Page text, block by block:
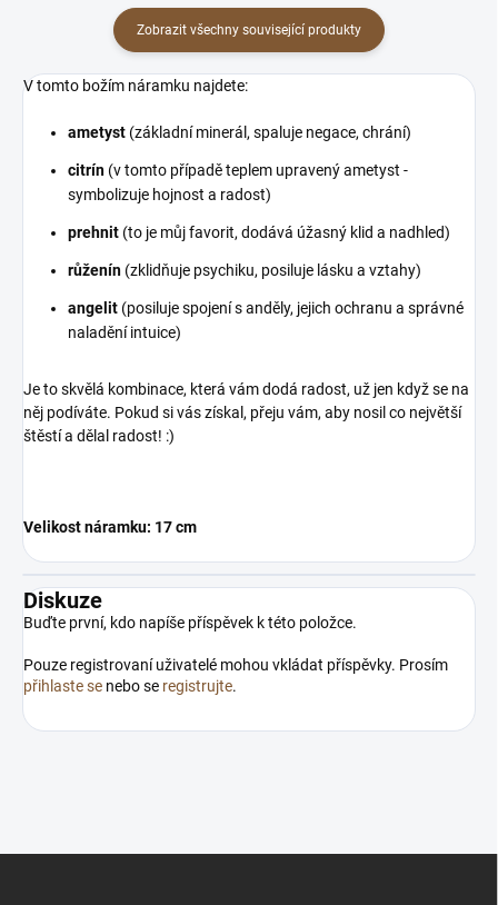
Zobrazit všechny související produkty
V tomto božím náramku najdete:
ametyst (základní minerál, spaluje negace, chrání)
citrín (v tomto případě teplem upravený ametyst -
symbolizuje hojnost a radost)
prehnit (to je můj favorit, dodává úžasný klid a nadhled)
růženín (zklidňuje psychiku, posiluje lásku a vztahy)
angelit (posiluje spojení s anděly, jejich ochranu a správné
naladění intuice)
Je to skvělá kombinace, která vám dodá radost, už jen když se na
něj podíváte. Pokud si vás získal, přeju vám, aby nosil co největší
štěstí a dělal radost! :)
Velikost náramku: 17 cm
Diskuze
Buďte první, kdo napíše příspěvek k této položce.
Pouze registrovaní uživatelé mohou vkládat příspěvky. Prosím
přihlaste se nebo se registrujte.